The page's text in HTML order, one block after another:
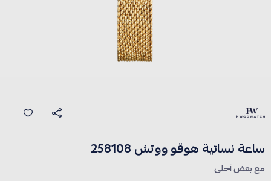
ساعة نسائية هوقو ووتش 258108
مع بعض أحلى